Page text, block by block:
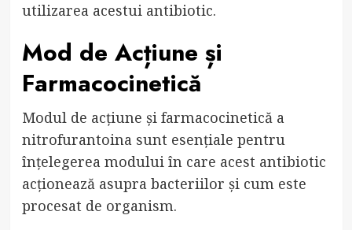
utilizarea acestui antibiotic.
Mod de Acțiune și
Farmacocinetică
Modul de acțiune și farmacocinetică a
nitrofurantoina sunt esențiale pentru
înțelegerea modului în care acest antibiotic
acționează asupra bacteriilor și cum este
procesat de organism.